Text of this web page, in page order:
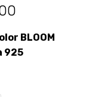
BLOOM
925